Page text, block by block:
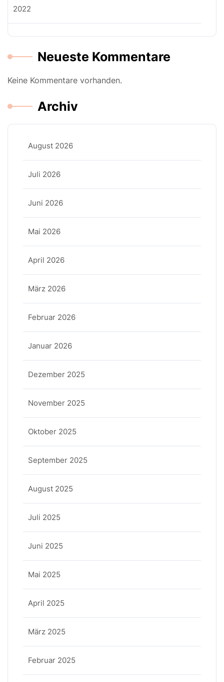
2022
Neueste Kommentare
Keine Kommentare vorhanden.
Archiv
August 2026
Juli 2026
Juni 2026
Mai 2026
April 2026
März 2026
Februar 2026
Januar 2026
Dezember 2025
November 2025
Oktober 2025
September 2025
August 2025
Juli 2025
Juni 2025
Mai 2025
April 2025
März 2025
Februar 2025